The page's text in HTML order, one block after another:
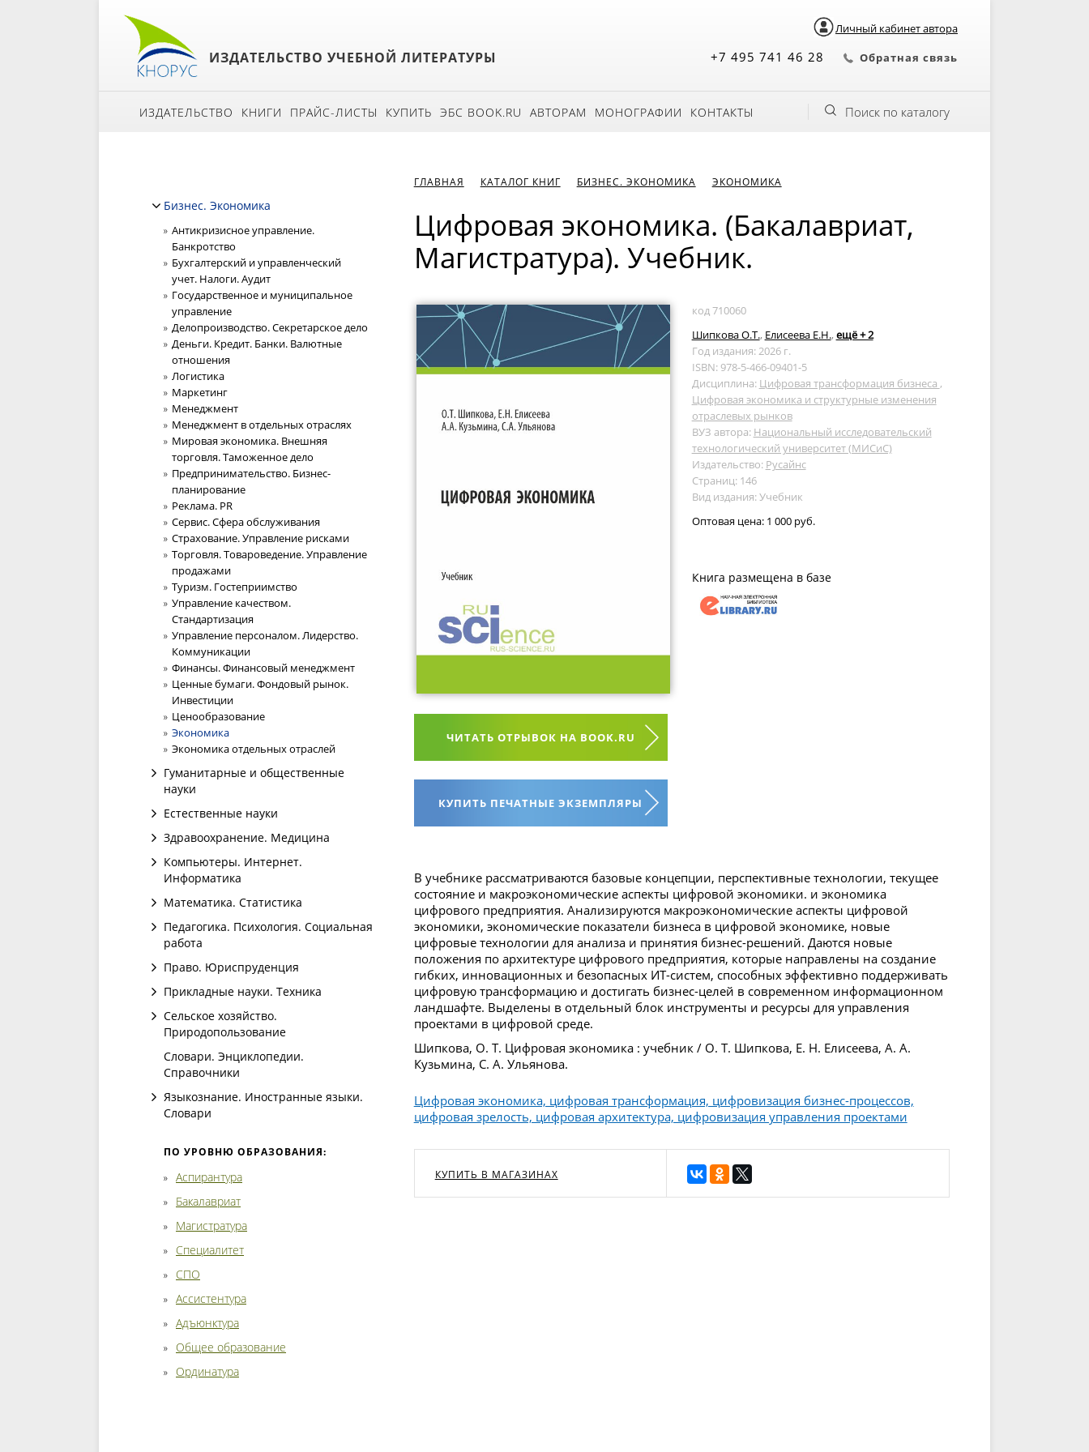
Личный кабинет автора
ИЗДАТЕЛЬСТВО УЧЕБНОЙ ЛИТЕРАТУРЫ +7 495 741 46 28 Обратная связь
ИЗДАТЕЛЬСТВО КНИГИ ПРАЙС-ЛИСТЫ КУПИТЬ ЭБС BOOK.RU АВТОРАМ МОНОГРАФИИ КОНТАКТЫ Поиск по каталогу
Бизнес. Экономика
Антикризисное управление.
Банкротство
Бухгалтерский и управленческий
учет. Налоги. Аудит
Государственное и муниципальное
управление
Делопроизводство. Секретарское дело
Деньги. Кредит. Банки. Валютные
отношения
Логистика
Маркетинг
Менеджмент
Менеджмент в отдельных отраслях
Мировая экономика. Внешняя
торговля. Таможенное дело
Предпринимательство. Бизнес-
планирование
Реклама. PR
Сервис. Сфера обслуживания
Страхование. Управление рисками
Торговля. Товароведение. Управление
продажами
Туризм. Гостеприимство
Управление качеством.
Стандартизация
Управление персоналом. Лидерство.
Коммуникации
Финансы. Финансовый менеджмент
Ценные бумаги. Фондовый рынок.
Инвестиции
Ценообразование
Экономика
Экономика отдельных отраслей
Гуманитарные и общественные
науки
Естественные науки
Здравоохранение. Медицина
Компьютеры. Интернет.
Информатика
Математика. Статистика
Педагогика. Психология. Социальная
работа
Право. Юриспруденция
Прикладные науки. Техника
Сельское хозяйство.
Природопользование
Словари. Энциклопедии.
Справочники
Языкознание. Иностранные языки.
Словари
ПО УРОВНЮ ОБРАЗОВАНИЯ:
Аспирантура
Бакалавриат
Магистратура
Специалитет
СПО
Ассистентура
Адъюнктура
Общее образование
Ординатура
ГЛАВНАЯ КАТАЛОГ КНИГ БИЗНЕС. ЭКОНОМИКА ЭКОНОМИКА
Цифровая экономика. (Бакалавриат,
Магистратура). Учебник.
ЧИТАТЬ ОТРЫВОК НА BOOK.RU
КУПИТЬ ПЕЧАТНЫЕ ЭКЗЕМПЛЯРЫ
код 710060
Шипкова О.Т., Елисеева Е.Н., ещё + 2
Год издания: 2026 г.
ISBN: 978-5-466-09401-5
Дисциплина: Цифровая трансформация бизнеса ,
Цифровая экономика и структурные изменения
отраслевых рынков
ВУЗ автора: Национальный исследовательский
технологический университет (МИСиС)
Издательство: Русайнс
Страниц: 146
Вид издания: Учебник
Оптовая цена: 1 000 руб.
Книга размещена в базе
В учебнике рассматриваются базовые концепции, перспективные технологии, текущее
состояние и макроэкономические аспекты цифровой экономики. и экономика
цифрового предприятия. Анализируются макроэкономические аспекты цифровой
экономики, экономические показатели бизнеса в цифровой экономике, новые
цифровые технологии для анализа и принятия бизнес-решений. Даются новые
положения по архитектуре цифрового предприятия, которые направлены на создание
гибких, инновационных и безопасных ИТ-систем, способных эффективно поддерживать
цифровую трансформацию и достигать бизнес-целей в современном информационном
ландшафте. Выделены в отдельный блок инструменты и ресурсы для управления
проектами в цифровой среде.
Шипкова, О. Т. Цифровая экономика : учебник / О. Т. Шипкова, Е. Н. Елисеева, А. А.
Кузьмина, С. А. Ульянова.
Цифровая экономика, цифровая трансформация, цифровизация бизнес-процессов,
цифровая зрелость, цифровая архитектура, цифровизация управления проектами
КУПИТЬ В МАГАЗИНАХ